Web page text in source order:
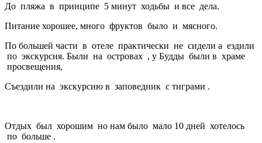
До пляжа в принципе 5 минут ходьбы и все дела.
Питание хорошее, много фруктов было и мясного.
По большей части в отеле практически не сидели а ездили
по экскурсия. Были на островах , у Будды были в храме
просвещения,
Съездили на экскурсию в заповедник с тиграми .
Отдых был хорошим но нам было мало 10 дней хотелось
по больше .